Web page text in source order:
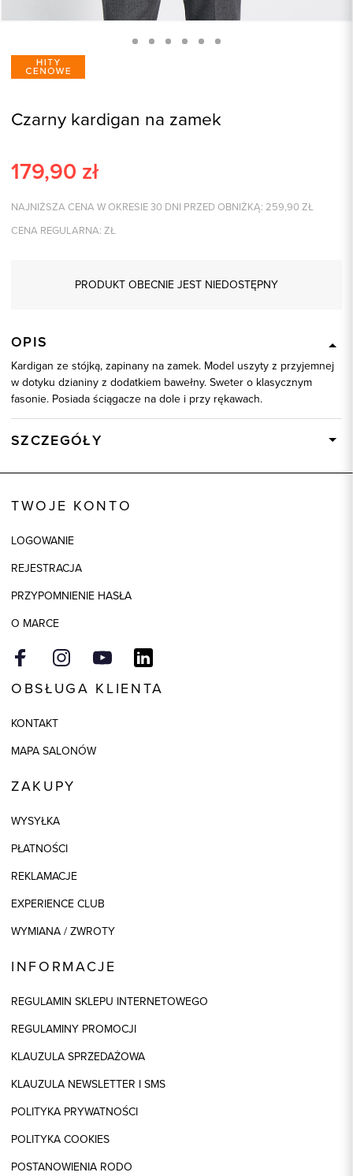
Czarny kardigan na zamek
179,90 zł
NAJNIŻSZA CENA W OKRESIE 30 DNI PRZED OBNIŻKĄ: 259,90 ZŁ
CENA REGULARNA: ZŁ
PRODUKT OBECNIE JEST NIEDOSTĘPNY
OPIS
Kardigan ze stójką, zapinany na zamek. Model uszyty z przyjemnej
w dotyku dzianiny z dodatkiem bawełny. Sweter o klasycznym
fasonie. Posiada ściągacze na dole i przy rękawach.
SZCZEGÓŁY
Skład tkaniny
TWOJE KONTO
LOGOWANIE
REJESTRACJA
PRZYPOMNIENIE HASŁA
O MARCE
OBSŁUGA KLIENTA
KONTAKT
MAPA SALONÓW
ZAKUPY
WYSYŁKA
PŁATNOŚCI
REKLAMACJE
EXPERIENCE CLUB
WYMIANA / ZWROTY
INFORMACJE
REGULAMIN SKLEPU INTERNETOWEGO
REGULAMINY PROMOCJI
KLAUZULA SPRZEDAŻOWA
KLAUZULA NEWSLETTER I SMS
POLITYKA PRYWATNOŚCI
POLITYKA COOKIES
POSTANOWIENIA RODO